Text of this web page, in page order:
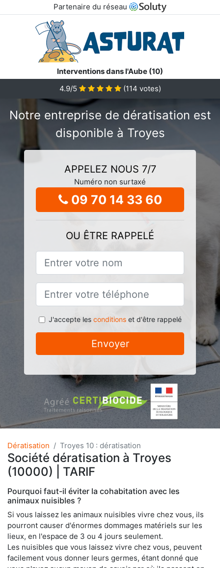
Partenaire du réseau
Interventions dans l'Aube (10)
4.9/5
(114 votes)
Notre entreprise de dératisation est
disponible à Troyes
APPELEZ NOUS 7/7
Numéro non surtaxé
09 70 14 33 60
OU ÊTRE RAPPELÉ
J'accepte les conditionset d'être rappelé
Envoyer
Dératisation Troyes 10 : dératisation
Société dératisation à Troyes
(10000) | TARIF
Pourquoi faut-il éviter la cohabitation avec les
animaux nuisibles ?
Si vous laissez les animaux nuisibles vivre chez vous, ils
pourront causer d'énormes dommages matériels sur les
lieux, en l'espace de 3 ou 4 jours seulement.
Les nuisibles que vous laissez vivre chez vous, peuvent
facilement vous donner leurs germes, étant donné que